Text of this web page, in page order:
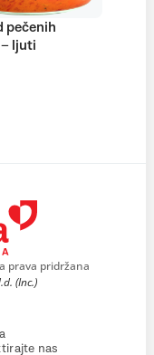
pečenih
ljuti
prava pridržana
(Inc.)
nas